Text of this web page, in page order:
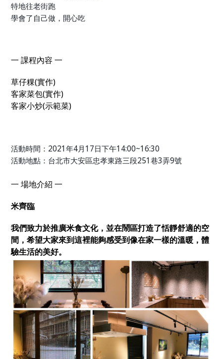
特地往老街跑
學會了自己做，開心吃
一 課程內容 一
草仔粿(實作)
客家菜包(實作)
客家小炒(示範菜)
活動時間： 2021年4月 17日下午14:00~16:30
活動地點：台北市大安區忠孝東路三段251巷3弄9號
一 場地介紹 一
米齊臨
我們致力於推廣米食文化，並在鬧區打造了恬靜舒適的空
間，希望大家來到這裡能夠感受到像在家一樣的溫暖，體
驗生活的美好。